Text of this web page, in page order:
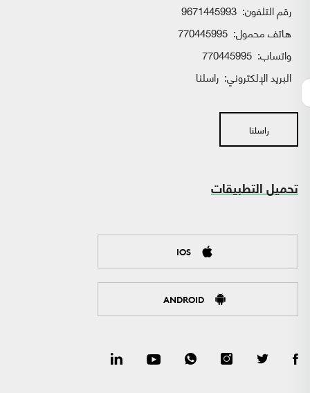
رقم التلفون: 9671445993
هاتف محمول: 770445995
واتساب:
البريد الإلكتروني: راسلنا
راسلنا
تحميل التطبيقات
IOS
ANDROID